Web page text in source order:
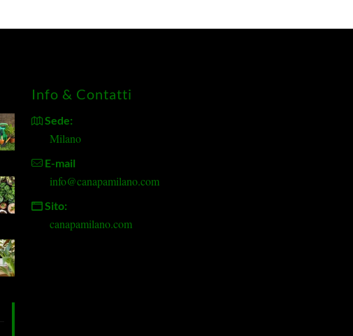
Info & Contatti
Sede:
Milano
E-mail
info@canapamilano.com
Sito:
canapamilano.com